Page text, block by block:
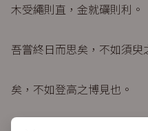
木受繩則直，金就礪則利。
吾嘗終日而思矣，不如須
矣，不如登高之博見也。